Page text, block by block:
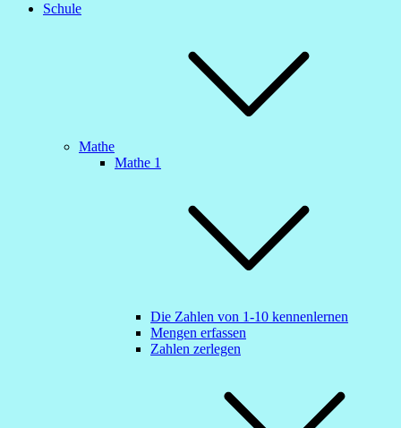
Schule
Mathe
Mathe 1
Die Zahlen von 1-10 kennenlernen
Mengen erfassen
Zahlen zerlegen